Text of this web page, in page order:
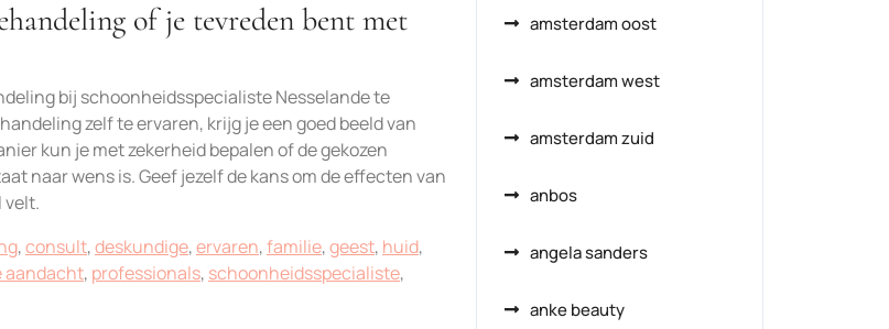
of je tevreden bent met
bij schoonheidsspecialiste Nesselande te
zelf te ervaren, krijg je een goed beeld van
kun je met zekerheid bepalen of de gekozen
naar wens is. Geef jezelf de kans om de effecten van
velt.
,consult,deskundige,ervaren,familie,geest, huid,
aandacht, professionals, schoonheidsspecialiste,
amsterdam oost
amsterdam west
amsterdam zuid
anbos
angela sanders
anke beauty